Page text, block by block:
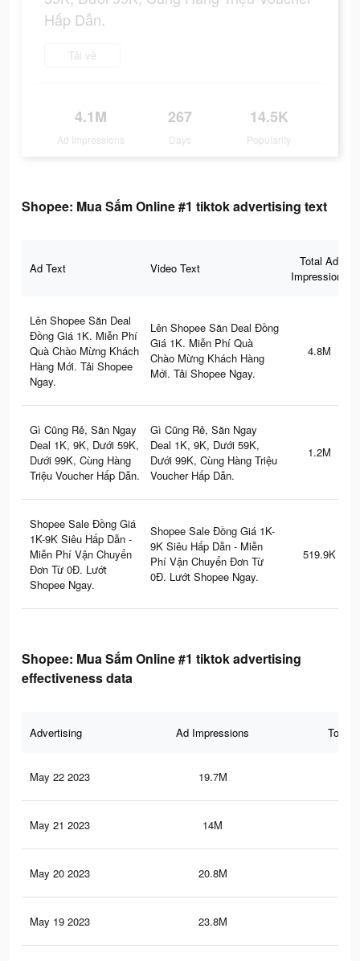
Hấp Dẫn.
Tải về
4.1M
Ad Impressions
267
Days
14.5K
Popularity
Shopee: Mua Sắm Online #1 tiktok advertising text
Ad Text Video Text
Total Ad
Impressions
Lên Shopee Săn Deal
Đồng Giá 1K. Miễn Phí
Quà Chào Mừng Khách
Hàng Mới. Tải Shopee
Ngay.
Lên Shopee Săn Deal Đồng
Giá 1K. Miễn Phí Quà
Chào Mừng Khách Hàng
Mới. Tải Shopee Ngay.
4.8M
Gì Cũng Rẻ, Săn Ngay
Deal 1K, 9K, Dưới 59K,
Dưới 99K, Cùng Hàng
Triệu Voucher Hấp Dẫn.
Gì Cũng Rẻ, Săn Ngay
Deal 1K, 9K, Dưới 59K,
Dưới 99K, Cùng Hàng Triệu
Voucher Hấp Dẫn.
1.2M
Shopee Sale Đồng Giá
1K-9K Siêu Hấp Dẫn -
Miễn Phí Vận Chuyển
Đơn Từ 0Đ. Lướt
Shopee Ngay.
Shopee Sale Đồng Giá 1K-
9K Siêu Hấp Dẫn - Miễn
Phí Vận Chuyển Đơn Từ
0Đ. Lướt Shopee Ngay.
519.9K
Shopee: Mua Sắm Online #1 tiktok advertising
effectiveness data
Advertising Ad Impressions Total
May 22 2023 19.7M
May 21 2023 14M
May 20 2023 20.8M
May 19 2023 23.8M